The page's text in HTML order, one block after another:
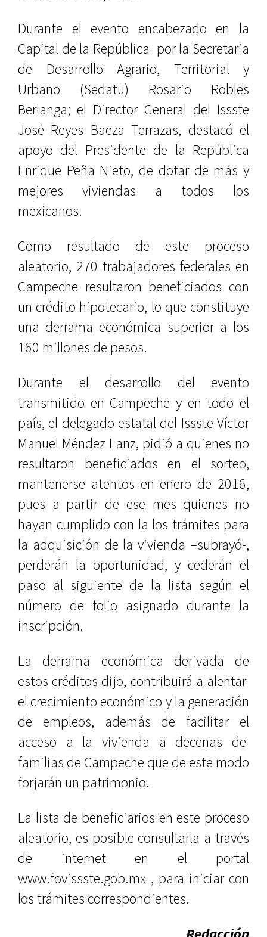
Durante el evento encabezado en la
Capital de la República por la Secretaria
de Desarrollo Agrario, Territorial y
Urbano (Sedatu) Rosario Robles
Berlanga; el Director General del Issste
José Reyes Baeza Terrazas, destacó el
apoyo del Presidente de la República
Enrique Peña Nieto, de dotar de más y
mejores viviendas a todos los
mexicanos.
Como resultado de este proceso
aleatorio, 270 trabajadores federales en
Campeche resultaron beneficiados con
un crédito hipotecario, lo que constituye
una derrama económica superior a los
160 millones de pesos.
Durante el desarrollo del evento
transmitido en Campeche y en todo el
país, el delegado estatal del Issste Víctor
Manuel Méndez Lanz, pidió a quienes no
resultaron beneficiados en el sorteo,
mantenerse atentos en enero de 2016,
pues a partir de ese mes quienes no
hayan cumplido con la los trámites para
la adquisición de la vivienda –subrayó-,
perderán la oportunidad, y cederán el
paso al siguiente de la lista según el
número de folio asignado durante la
inscripción.
La derrama económica derivada de
estos créditos dijo, contribuirá a alentar
el crecimiento económico y la generación
de empleos, además de facilitar el
acceso a la vivienda a decenas de
familias de Campeche que de este modo
forjarán un patrimonio.
La lista de beneficiarios en este proceso
aleatorio, es posible consultarla a través
de internet en el portal
www.fovissste.gob.mx , para iniciar con
los trámites correspondientes.